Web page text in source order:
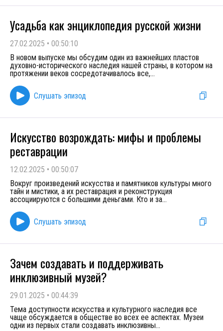
Усадьба как энциклопедия русской жизни
27.02.2025 • 00:50:10
В новом выпуске мы обсудим один из важнейших пластов
духовно-исторического наследия нашей страны, в котором на
протяжении веков сосредотачивалось все,...
Слушать эпизод
Искусство возрождать: мифы и проблемы
реставрации
12.02.2025 • 00:50:07
Вокруг произведений искусства и памятников культуры много
тайн и мистики, а их реставрация и реконструкция
ассоциируются с большими деньгами. Кто и за...
Слушать эпизод
Зачем создавать и поддерживать
инклюзивный музей?
29.01.2025 • 00:44:39
Тема доступности искусства и культурного наследия все
чаще обсуждается в обществе во всех ее аспектах. Музеи
одни из первых стали создавать инклюзивны...